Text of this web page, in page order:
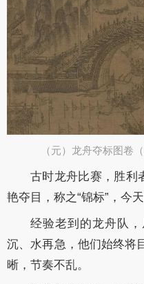
（元）龙舟夺标图卷
古时龙舟比赛，胜利
艳夺目，称之“锦标”，今
经验老到的龙舟队
沉、水再急，他们始终将
晰，节奏不乱。